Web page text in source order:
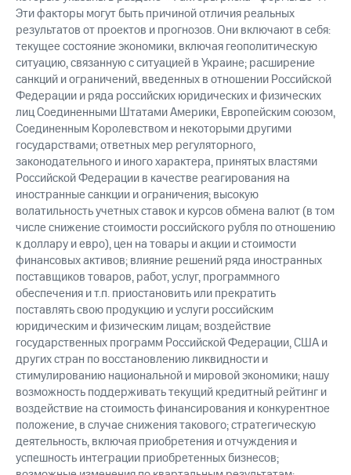
Эти факторы могут быть причиной отличия реальных
результатов от проектов и прогнозов. Они включают в себя:
текущее состояние экономики, включая геополитическую
ситуацию, связанную с ситуацией в Украине; расширение
санкций и ограничений, введенных в отношении Российской
Федерации и ряда российских юридических и физических
лиц Соединенными Штатами Америки, Европейским союзом,
Соединенным Королевством и некоторыми другими
государствами; ответных мер регуляторного,
законодательного и иного характера, принятых властями
Российской Федерации в качестве реагирования на
иностранные санкции и ограничения; высокую
волатильность учетных ставок и курсов обмена валют (в том
числе снижение стоимости российского рубля по отношению
к доллару и евро), цен на товары и акции и стоимости
финансовых активов; влияние решений ряда иностранных
поставщиков товаров, работ, услуг, программного
обеспечения и т.п. приостановить или прекратить
поставлять свою продукцию и услуги российским
юридическим и физическим лицам; воздействие
государственных программ Российской Федерации, США и
других стран по восстановлению ликвидности и
стимулированию национальной и мировой экономики; нашу
возможность поддерживать текущий кредитный рейтинг и
воздействие на стоимость финансирования и конкурентное
положение, в случае снижения такового; стратегическую
деятельность, включая приобретения и отчуждения и
успешность интеграции приобретенных бизнесов;